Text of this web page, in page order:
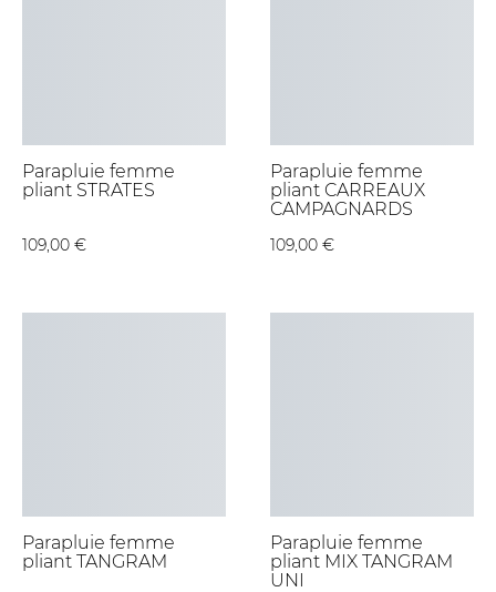
Parapluie femme
pliant STRATES
109,00 €
Parapluie femme
pliant CARREAUX
CAMPAGNARDS
109,00 €
Parapluie femme
pliant TANGRAM
Parapluie femme
pliant MIX TANGRAM
UNI